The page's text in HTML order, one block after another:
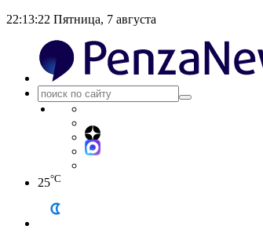
22:13:23 Пятница, 7 августа
25°C